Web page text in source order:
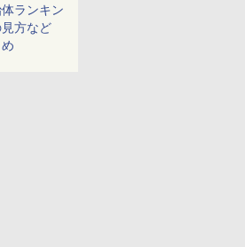
ランキン
方など